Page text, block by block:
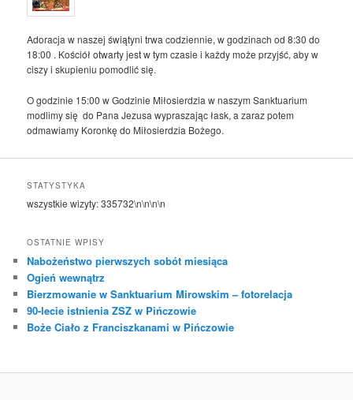
Adoracja w naszej świątyni trwa codziennie, w godzinach od 8:30 do
18:00 . Kościół otwarty jest w tym czasie i każdy może przyjść, aby w
ciszy i skupieniu pomodlić się.
O godzinie 15:00 w Godzinie Miłosierdzia w naszym Sanktuarium
modlimy się do Pana Jezusa wypraszając łask, a zaraz potem
odmawiamy Koronkę do Miłosierdzia Bożego.
STATYSTYKA
wszystkie wizyty:335732\n\n\n\n
OSTATNIE WPISY
Nabożeństwo pierwszych sobót miesiąca
Ogień wewnątrz
Bierzmowanie w Sanktuarium Mirowskim – fotorelacja
90-lecie istnienia ZSZ w Pińczowie
Boże Ciało z Franciszkanami w Pińczowie